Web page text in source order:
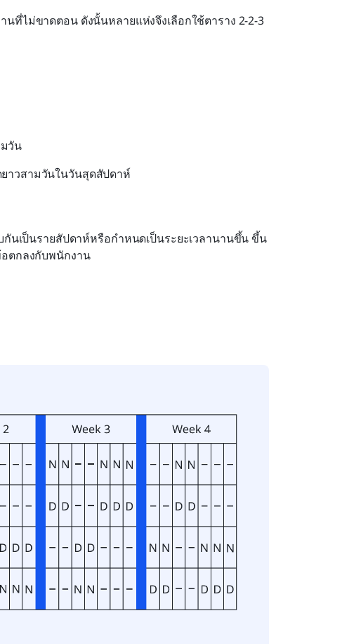
ที่ไม่ขาดตอน ดังนั้นหลายแห่งจึงเลือกใช้ตาราง 2-2-3
วัน
าวสามวันในวันสุดสัปดาห์
นเป็นรายสัปดาห์หรือกำหนดเป็นระยะเวลานานขึ้น ขึ้น
ตกลงกับพนักงาน